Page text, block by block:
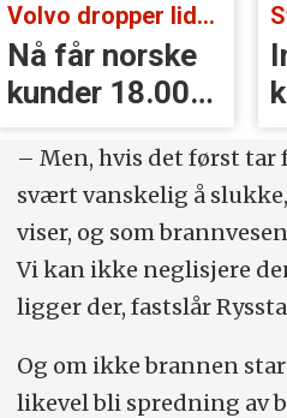
Volvo dropper lidar for godt:
Nå får norske
kunder 18.000
kr i erstatning
– Men, hvis det først tar
svært vanskelig å
viser, og som
Vi kan ikke neglisjere
ligger der, fastslår
Og om ikke brannen
likevel bli spredning av